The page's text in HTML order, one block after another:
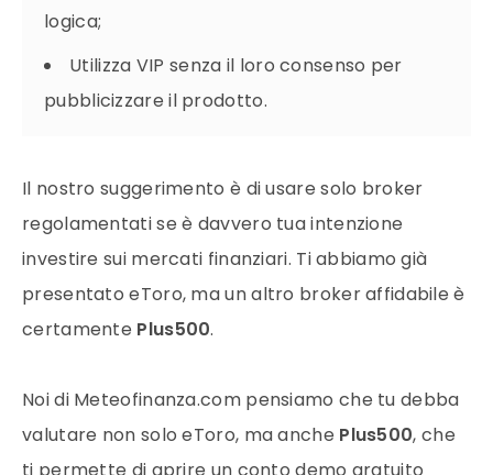
logica;
Utilizza VIP senza il loro consenso per
pubblicizzare il prodotto.
Il nostro suggerimento è di usare solo broker
regolamentati se è davvero tua intenzione
investire sui mercati finanziari. Ti abbiamo già
presentato eToro, ma un altro broker affidabile è
certamente Plus500.
Noi di Meteofinanza.com pensiamo che tu debba
valutare non solo eToro, ma anche Plus500, che
ti permette di aprire un conto demo gratuito